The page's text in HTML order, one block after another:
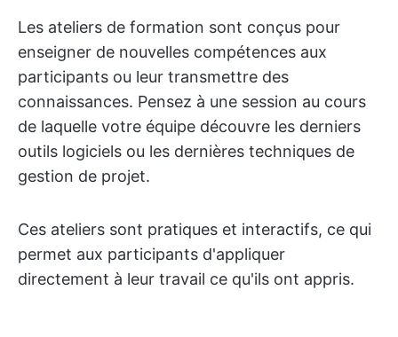
Les ateliers de formation sont conçus pour
enseigner de nouvelles compétences aux
participants ou leur transmettre des
connaissances. Pensez à une session au cours
de laquelle votre équipe découvre les derniers
outils logiciels ou les dernières techniques de
gestion de projet.
Ces ateliers sont pratiques et interactifs, ce qui
permet aux participants d'appliquer
directement à leur travail ce qu'ils ont appris.